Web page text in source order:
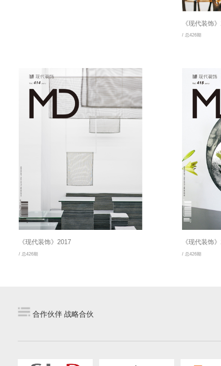
《现代装饰
/ 总426期
《现代装饰》2017
/ 总426期
《现代装饰
/ 总426期
合作伙伴 战略合伙